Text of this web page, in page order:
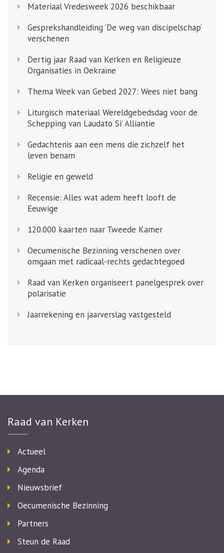
Materiaal Vredesweek 2026 beschikbaar
Gesprekshandleiding ‘De weg van discipelschap’
verschenen
Dertig jaar Raad van Kerken en Religieuze
Organisaties in Oekraïne
Thema Week van Gebed 2027: Wees niet bang
Liturgisch materiaal Wereldgebedsdag voor de
Schepping van Laudato Si’ Alliantie
Gedachtenis aan een mens die zichzelf het
leven benam
Religie en geweld
Recensie: Alles wat adem heeft looft de
Eeuwige
120.000 kaarten naar Tweede Kamer
Oecumenische Bezinning verschenen over
omgaan met radicaal-rechts gedachtegoed
Raad van Kerken organiseert panelgesprek over
polarisatie
Jaarrekening en jaarverslag vastgesteld
Raad van Kerken
Actueel
Agenda
Nieuwsbrief
Oecumenische Bezinning
Partners
Steun de Raad